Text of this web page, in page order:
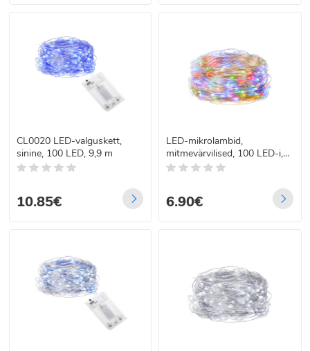
CL0020 LED-valguskett,
sinine, 100 LED, 9,9 m
10.85€
LED-mikrolambid,
mitmevärvilised, 100 LED-i,
9,9 m – CL0021
6.90€